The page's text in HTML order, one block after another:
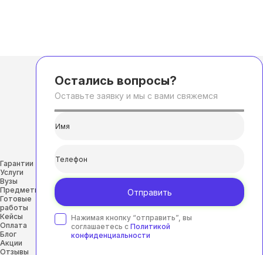
Гарантии
Услуги
Вузы
Предметы
Готовые
работы
Кейсы
Оплата
Блог
Акции
Отзывы
Остались вопросы?
Оставьте заявку и мы с вами свяжемся
Отправить
Нажимая кнопку “отправить”, вы
соглашаетесь с Политикой
конфиденциальности